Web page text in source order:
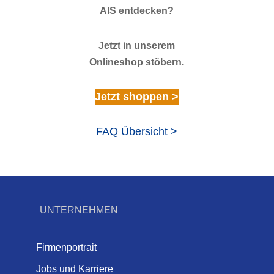
AIS entdecken?
Jetzt in unserem
Onlineshop stöbern.
Jetzt shoppen >
FAQ Übersicht >
UNTERNEHMEN
Firmenportrait
Jobs und Karriere